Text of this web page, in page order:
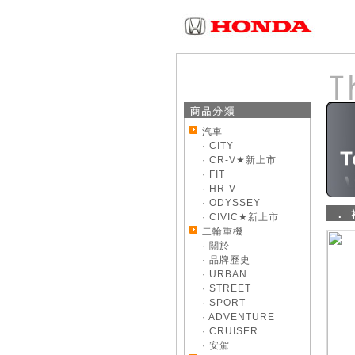
汽車
· CITY
· CR-V★新上市
· FIT
· HR-V
· ODYSSEY
· CIVIC★新上市
二輪重機
· 關於
· 品牌歷史
· URBAN
· STREET
· SPORT
· ADVENTURE
· CRUISER
· 安駕
．